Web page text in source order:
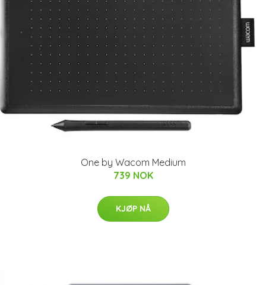
One by Wacom Medium
739 NOK
KJØP NÅ